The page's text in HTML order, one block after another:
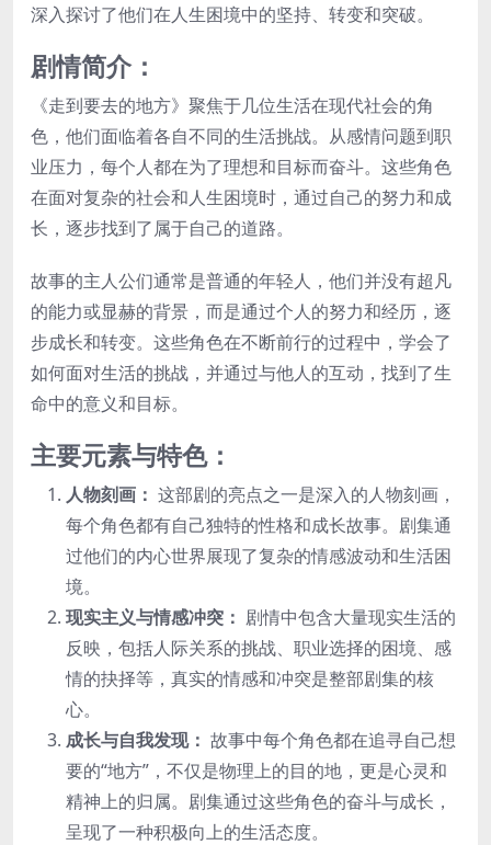
深入探讨了他们在人生困境中的坚持、转变和突破。
剧情简介：
《走到要去的地方》聚焦于几位生活在现代社会的角
色，他们面临着各自不同的生活挑战。从感情问题到职
业压力，每个人都在为了理想和目标而奋斗。这些角色
在面对复杂的社会和人生困境时，通过自己的努力和成
长，逐步找到了属于自己的道路。
故事的主人公们通常是普通的年轻人，他们并没有超凡
的能力或显赫的背景，而是通过个人的努力和经历，逐
步成长和转变。这些角色在不断前行的过程中，学会了
如何面对生活的挑战，并通过与他人的互动，找到了生
命中的意义和目标。
主要元素与特色：
人物刻画： 这部剧的亮点之一是深入的人物刻画，
每个角色都有自己独特的性格和成长故事。剧集通
过他们的内心世界展现了复杂的情感波动和生活困
境。
现实主义与情感冲突： 剧情中包含大量现实生活的
反映，包括人际关系的挑战、职业选择的困境、感
情的抉择等，真实的情感和冲突是整部剧集的核
心。
成长与自我发现： 故事中每个角色都在追寻自己想
要的“地方”，不仅是物理上的目的地，更是心灵和
精神上的归属。剧集通过这些角色的奋斗与成长，
呈现了一种积极向上的生活态度。